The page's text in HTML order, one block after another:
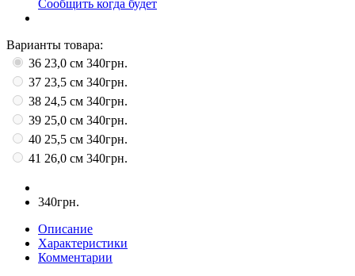
Сообщить когда будет
Варианты товара:
36 23,0 см 340грн.
37 23,5 см 340грн.
38 24,5 см 340грн.
39 25,0 см 340грн.
40 25,5 см 340грн.
41 26,0 см 340грн.
340грн.
Описание
Характеристики
Комментарии